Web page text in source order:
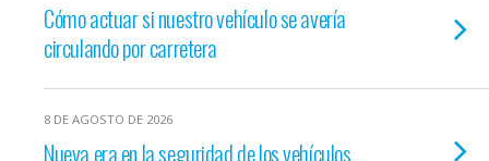
Cómo actuar si nuestro vehículo se avería
circulando por carretera
8 DE AGOSTO DE 2026
Nueva era en la seguridad de los vehículos